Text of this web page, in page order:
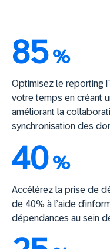
85%
Optimisez le reporting
votre temps en créant
améliorant la
synchronisation des
40%
Accélérez la prise de
de 40% à l’aide
dépendances au sein